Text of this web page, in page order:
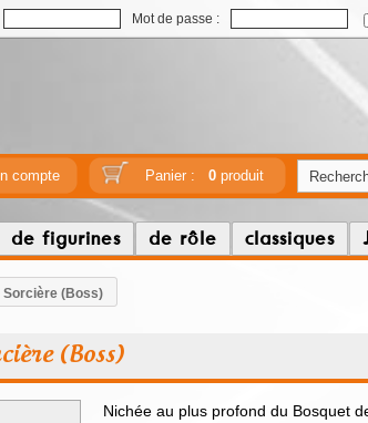
Mot de passe :
compte Panier : 0produit
de figurines de rôle classiques
Sorcière (Boss)
(Boss)
Nichée au plus profond du Bosquet